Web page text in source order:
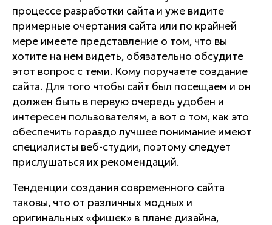
процессе разработки сайта и уже видите
примерные очертания сайта или по крайней
мере имеете представление о том, что вы
хотите на нем видеть, обязательно обсудите
этот вопрос с теми. Кому поручаете создание
сайта. Для того чтобы сайт был посещаем и он
должен быть в первую очередь удобен и
интересен пользователям, а вот о том, как это
обеспечить гораздо лучшее понимание имеют
специалисты веб-студии, поэтому следует
прислушаться их рекомендаций.
Тенденции создания современного сайта
таковы, что от различных модных и
оригинальных «фишек» в плане дизайна,